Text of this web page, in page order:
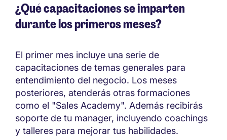
¿Qué capacitaciones se imparten
durante los primeros meses?
El primer mes incluye una serie de
capacitaciones de temas generales para
entendimiento del negocio. Los meses
posteriores, atenderás otras formaciones
como el "Sales Academy". Además recibirás
soporte de tu manager, incluyendo coachings
y talleres para mejorar tus habilidades.